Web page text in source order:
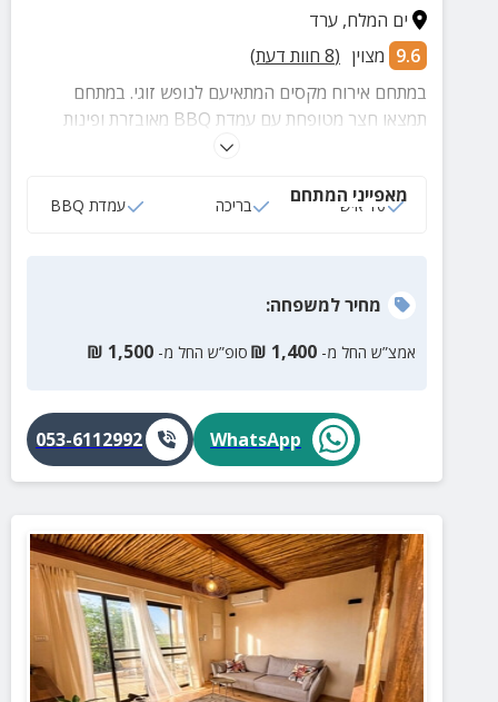
ים המלח,ערד
9.6 מצוין (
8 חוות דעת)
במתחם אירוח מקסים המתאיעם לנופש זוגי. במתחם
תמצאו חצר מטופחת עם עמדת BBQ מאובזרת ופינות
ישיבה, מטבח מאובזר, סלון עם טלוויזיה בכבלים, חדרים
מאפייני המתחם
10 איש בריכה עמדת BBQ
מחירלמשפחה:
אמצ”ש החל מ- 1,400
₪ סופ”ש החל מ- 1,500
₪
WhatsApp
053-6112992